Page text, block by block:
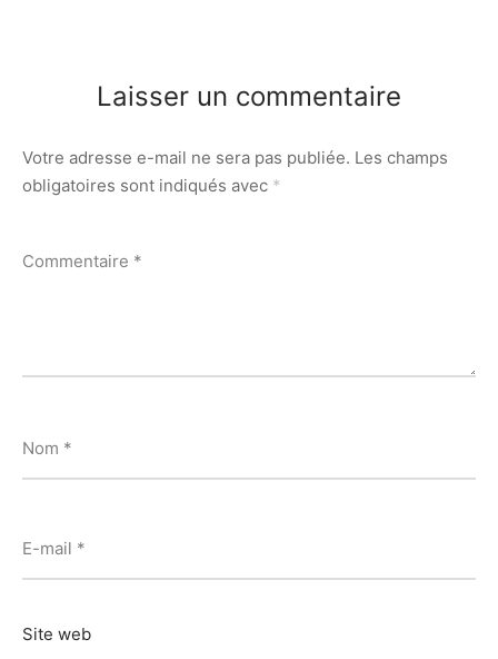
Laisser un commentaire
Votre adresse e-mail ne sera pas publiée. Les champs
obligatoires sont indiqués avec *
Commentaire *
Nom *
E-mail *
Site web